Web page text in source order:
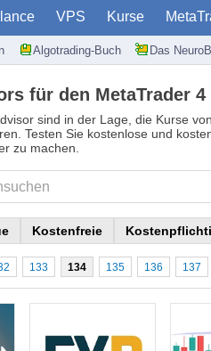
VPS Kurse
Algotrading-Buch Das
für den MetaTrader 4
sind in der Lage, die Kurse
Testen Sie kostenlose und
zu machen.
Kostenfreie
133 134 135 136 137